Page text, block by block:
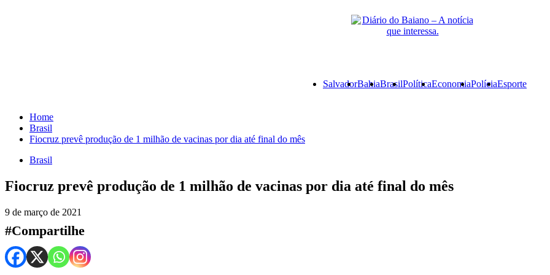
PrimarySalvadorBahiaBrasilPolíticaEconomiaPolíciaEsporte
Home
Brasil
Fiocruz prevê produção de 1 milhão de vacinas por dia até final do mês
Brasil
Fiocruz prevê produção de 1 milhão de vacinas por dia até final do mês
9 de março de 2021
#Compartilhe